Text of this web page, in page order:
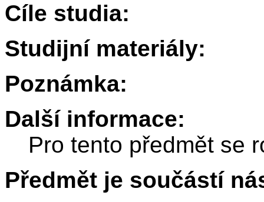
Cíle studia:
Studijní materiály:
Poznámka:
Další informace:
Pro tento předmět se
Předmět je součástí